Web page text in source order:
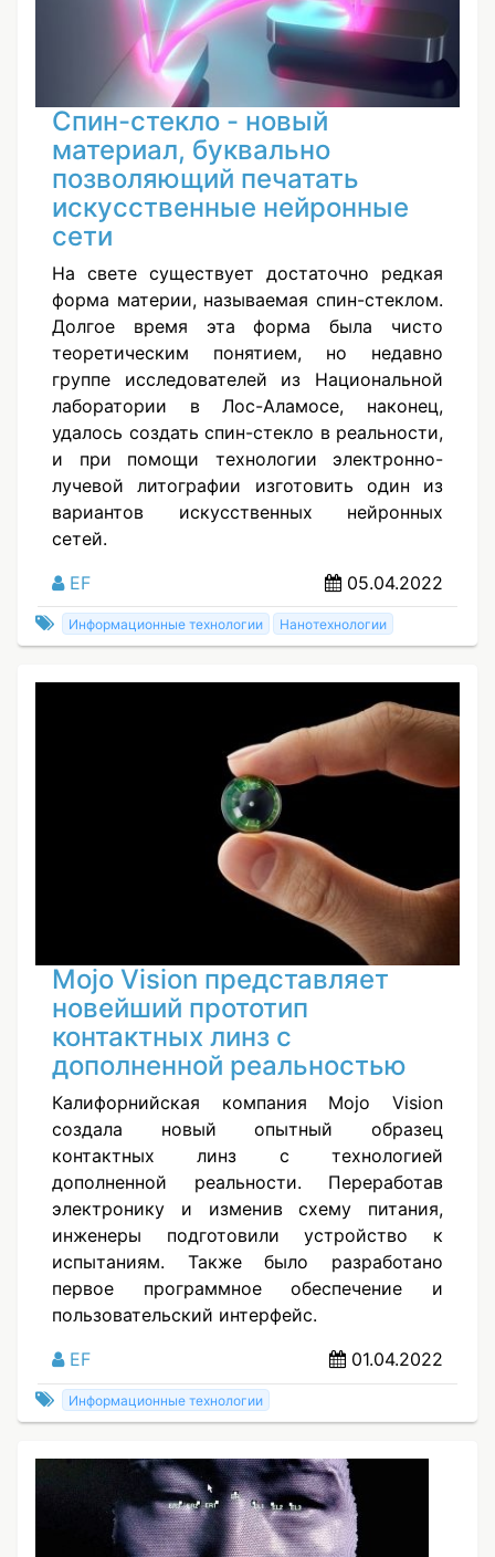
Спин-стекло - новый
материал, буквально
позволяющий печатать
искусственные нейронные
сети
На свете существует достаточно редкая
форма материи, называемая спин-стеклом.
Долгое время эта форма была чисто
теоретическим понятием, но недавно
группе исследователей из Национальной
лаборатории в Лос-Аламосе, наконец,
удалось создать спин-стекло в реальности,
и при помощи технологии электронно-
лучевой литографии изготовить один из
вариантов искусственных нейронных
сетей.
EF
05.04.2022
Информационные технологии Нанотехнологии
Mojo Vision представляет
новейший прототип
контактных линз с
дополненной реальностью
Калифорнийская компания Mojo Vision
создала новый опытный образец
контактных линз с технологией
дополненной реальности. Переработав
электронику и изменив схему питания,
инженеры подготовили устройство к
испытаниям. Также было разработано
первое программное обеспечение и
пользовательский интерфейс.
EF
01.04.2022
Информационные технологии